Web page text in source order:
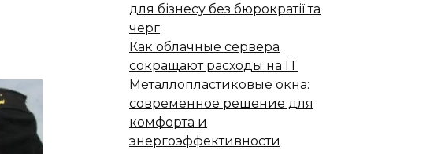
для бізнесу без бюрократії та
черг
Как облачные сервера
сокращают расходы на IT
Металлопластиковые окна:
современное решение для
комфорта и
энергоэффективности